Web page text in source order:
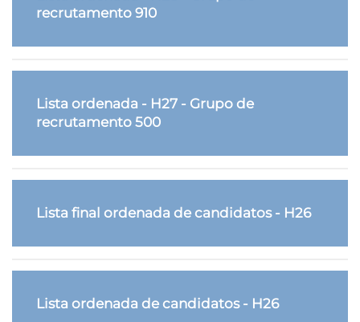
recrutamento 910
Lista ordenada - H27 - Grupo de
recrutamento 500
Lista final ordenada de candidatos - H26
Lista ordenada de candidatos - H26